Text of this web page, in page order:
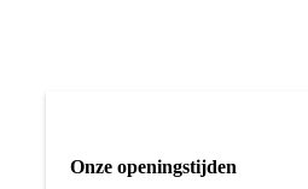
Onze openingstijden